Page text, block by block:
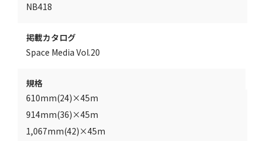
NB418
掲載カタログ
Space Media Vol.20
規格
610mm(24)×45m
914mm(36)×45m
1,067mm(42)×45m